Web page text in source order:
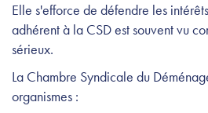
Elle s'efforce de défendre les
adhérent à la CSD est souvent vu
sérieux.
La Chambre Syndicale du
organismes :